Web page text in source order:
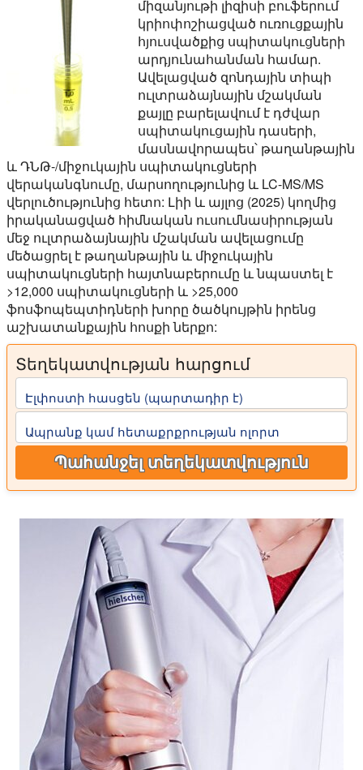
միզանյութի լիզիսի բուֆերում
կրիոփոշիացված ուռուցքային
հյուսվածքից սպիտակուցների
արդյունահանման համար.
Ավելացված զոնդային տիպի
ուլտրաձայնային մշակման
քայլը բարելավում է դժվար
սպիտակուցային դասերի,
մասնավորապես՝ թաղանթային
և ԴՆԹ-/միջուկային սպիտակուցների
վերականգնումը, մարսողությունից և LC-MS/MS
վերլուծությունից հետո: Լիի և այլոց (2025) կողմից
իրականացված հիմնական ուսումնասիրության
մեջ ուլտրաձայնային մշակման ավելացումը
մեծացրել է թաղանթային և միջուկային
սպիտակուցների հայտնաբերումը և նպաստել է
>12,000 սպիտակուցների և >25,000
ֆոսֆոպեպտիդների խորը ծածկույթին իրենց
աշխատանքային հոսքի ներքո:
Տեղեկատվության հարցում
Էլփոստի հասցեն (պարտադիր է)
Ապրանք կամ հետաքրքրության ոլորտ
Պահանջել տեղեկատվություն